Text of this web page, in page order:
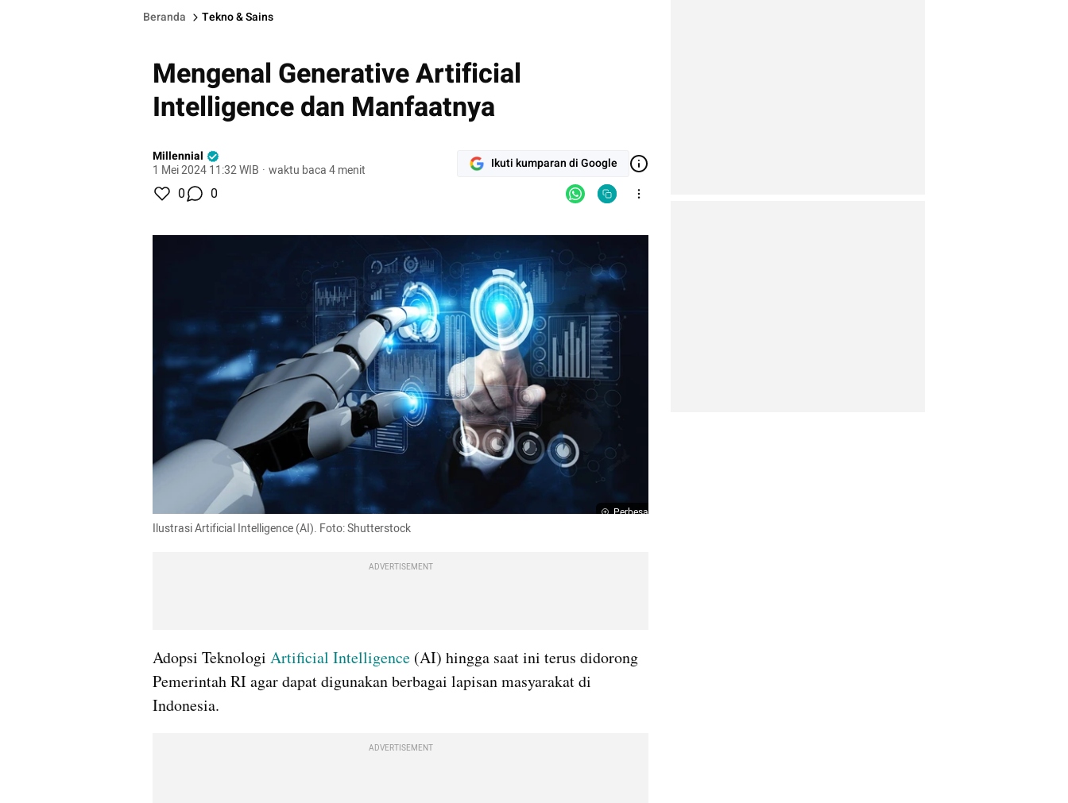
Beranda Tekno & Sains
Mengenal Generative Artificial
Intelligence dan Manfaatnya
Millennial
1 Mei 2024 11:32 WIB · waktu baca 4 menit Ikuti kumparan di Google
0 0
Perbesar
Ilustrasi Artificial Intelligence (AI). Foto: Shutterstock
ADVERTISEMENT
Adopsi Teknologi Artificial Intelligence (AI) hingga saat ini terus didorong
Pemerintah RI agar dapat digunakan berbagai lapisan masyarakat di
Indonesia.
ADVERTISEMENT